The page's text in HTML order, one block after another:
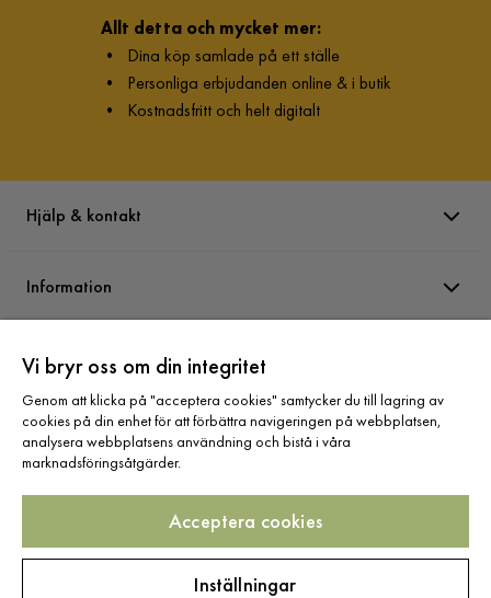
Allt detta och mycket mer:
• Dina köp samlade på ett ställe
• Personliga erbjudanden online & i butik
• Kostnadsfritt och helt digitalt
Hjälp & kontakt
Information
Varumärken
Sortiment
Följ oss
Vi bryr oss om din integritet
Genom att klicka på "acceptera cookies" samtycker du till lagring av
cookies på din enhet för att förbättra navigeringen på webbplatsen,
analysera webbplatsens användning och bistå i våra
marknadsföringsåtgärder.
Acceptera cookies
Inställningar